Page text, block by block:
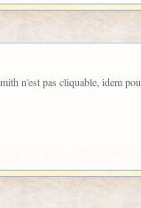
n'est pas cliquable, idem